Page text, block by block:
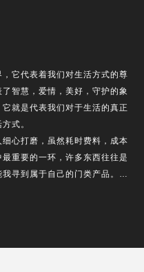
它代表着我们对生活方式的尊
智慧，爱情，美好，守护的象
就是代表我们对于生活的真正
式。
心打磨，虽然耗时费料，成本
重要的一环，许多东西往往是
寻到属于自己的门类产品。